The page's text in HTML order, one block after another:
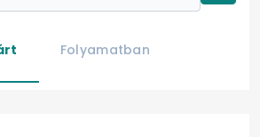
Folyamatban